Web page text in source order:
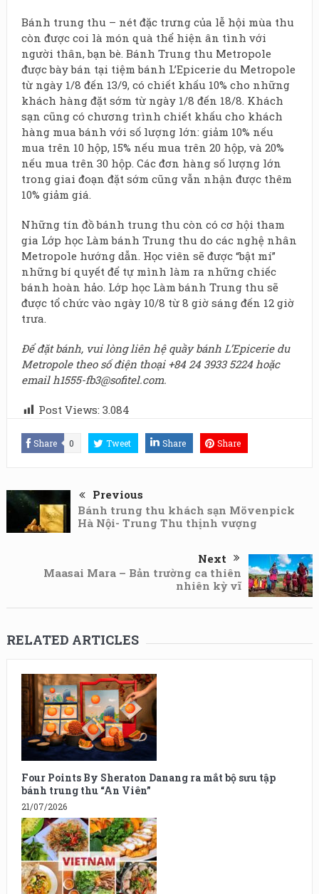
Bánh trung thu – nét đặc trưng của lễ hội mùa thu
còn được coi là món quà thể hiện ân tình với
người thân, bạn bè. Bánh Trung thu Metropole
được bày bán tại tiệm bánh L’Epicerie du Metropole
từ ngày 1/8 đến 13/9, có chiết khấu 10% cho những
khách hàng đặt sớm từ ngày 1/8 đến 18/8. Khách
sạn cũng có chương trình chiết khấu cho khách
hàng mua bánh với số lượng lớn: giảm 10% nếu
mua trên 10 hộp, 15% nếu mua trên 20 hộp, và 20%
nếu mua trên 30 hộp. Các đơn hàng số lượng lớn
trong giai đoạn đặt sớm cũng vẫn nhận được thêm
10% giảm giá.
Những tín đồ bánh trung thu còn có cơ hội tham
gia Lớp học Làm bánh Trung thu do các nghệ nhân
Metropole hướng dẫn. Học viên sẽ được “bật mí”
những bí quyết để tự mình làm ra những chiếc
bánh hoàn hảo. Lớp học Làm bánh Trung thu sẽ
được tổ chức vào ngày 10/8 từ 8 giờ sáng đến 12 giờ
trưa.
Để đặt bánh, vui lòng liên hệ quầy bánh L’Epicerie du
Metropole theo số điện thoại +84 24 3933 5224hoặc
email h1555-fb3@sofitel.com.
Post Views: 3.084
Share 0 Tweet Share Share
Previous
Bánh trung thu khách sạn Mövenpick
Hà Nội- Trung Thu thịnh vượng
Next
Maasai Mara – Bản trường ca thiên
nhiên kỳ vĩ
RELATED ARTICLES
Four Points By Sheraton Danang ra mắt bộ sưu tập
bánh trung thu “An Viên”
21/07/2026